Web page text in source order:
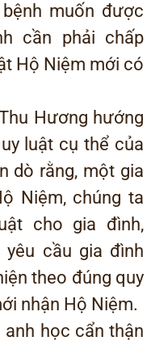
muốn được
cần phải chấp
Hộ Niệm mới có
Hương hướng
luật cụ thể của
dò rằng, một gia
Niệm, chúng ta
cho gia đình,
cầu gia đình
theo đúng quy
nhận Hộ Niệm.
học cẩn thận